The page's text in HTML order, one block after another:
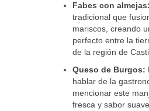
Fabes con almejas:
tradicional que
mariscos, creando
perfecto entre la
de la región de
Queso de Burgos:
hablar de la
mencionar este
fresca y sabor